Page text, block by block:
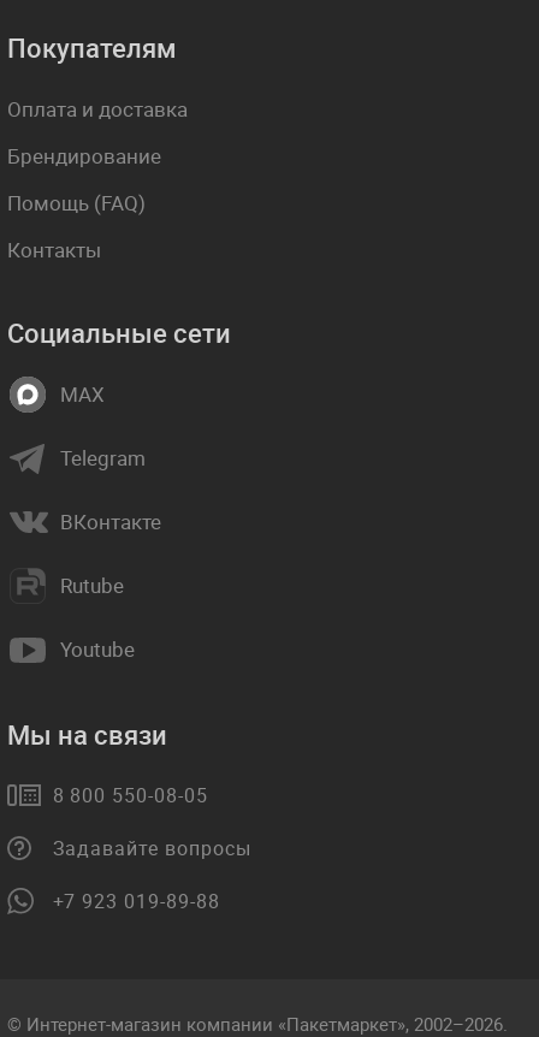
Покупателям
Оплата и доставка
Брендирование
Помощь (FAQ)
Контакты
Социальные сети
MAX
Telegram
ВКонтакте
Rutube
Youtube
Мы на связи
8 800 550-08-05
Задавайте вопросы
+7 923 019-89-88
© Интернет-магазин компании «Пакетмаркет», 2002–2026.